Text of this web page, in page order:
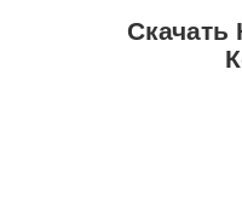
Скачать